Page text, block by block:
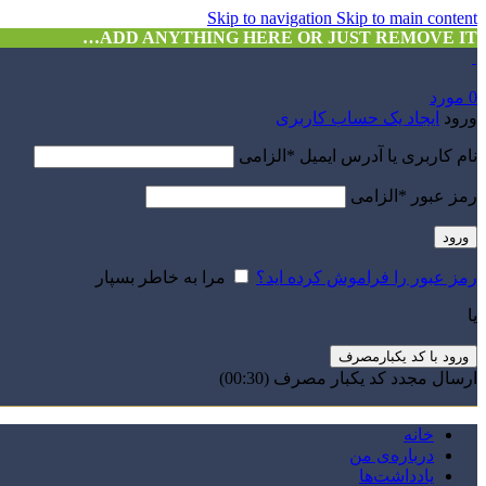
Skip to navigation Skip to main content
ADD ANYTHING HERE OR JUST REMOVE IT…
0 مورد
ورود ایجاد یک حساب کاربری
نام کاربری یا آدرس ایمیل * الزامی
رمز عبور * الزامی
ورود
رمز عبور را فراموش کرده اید؟ مرا به خاطر بسپار
یا
ورود با کد یکبارمصرف
ارسال مجدد کد یکبار مصرف (00:
30
)
خانه
درباره‌ی من
یادداشت‌ها